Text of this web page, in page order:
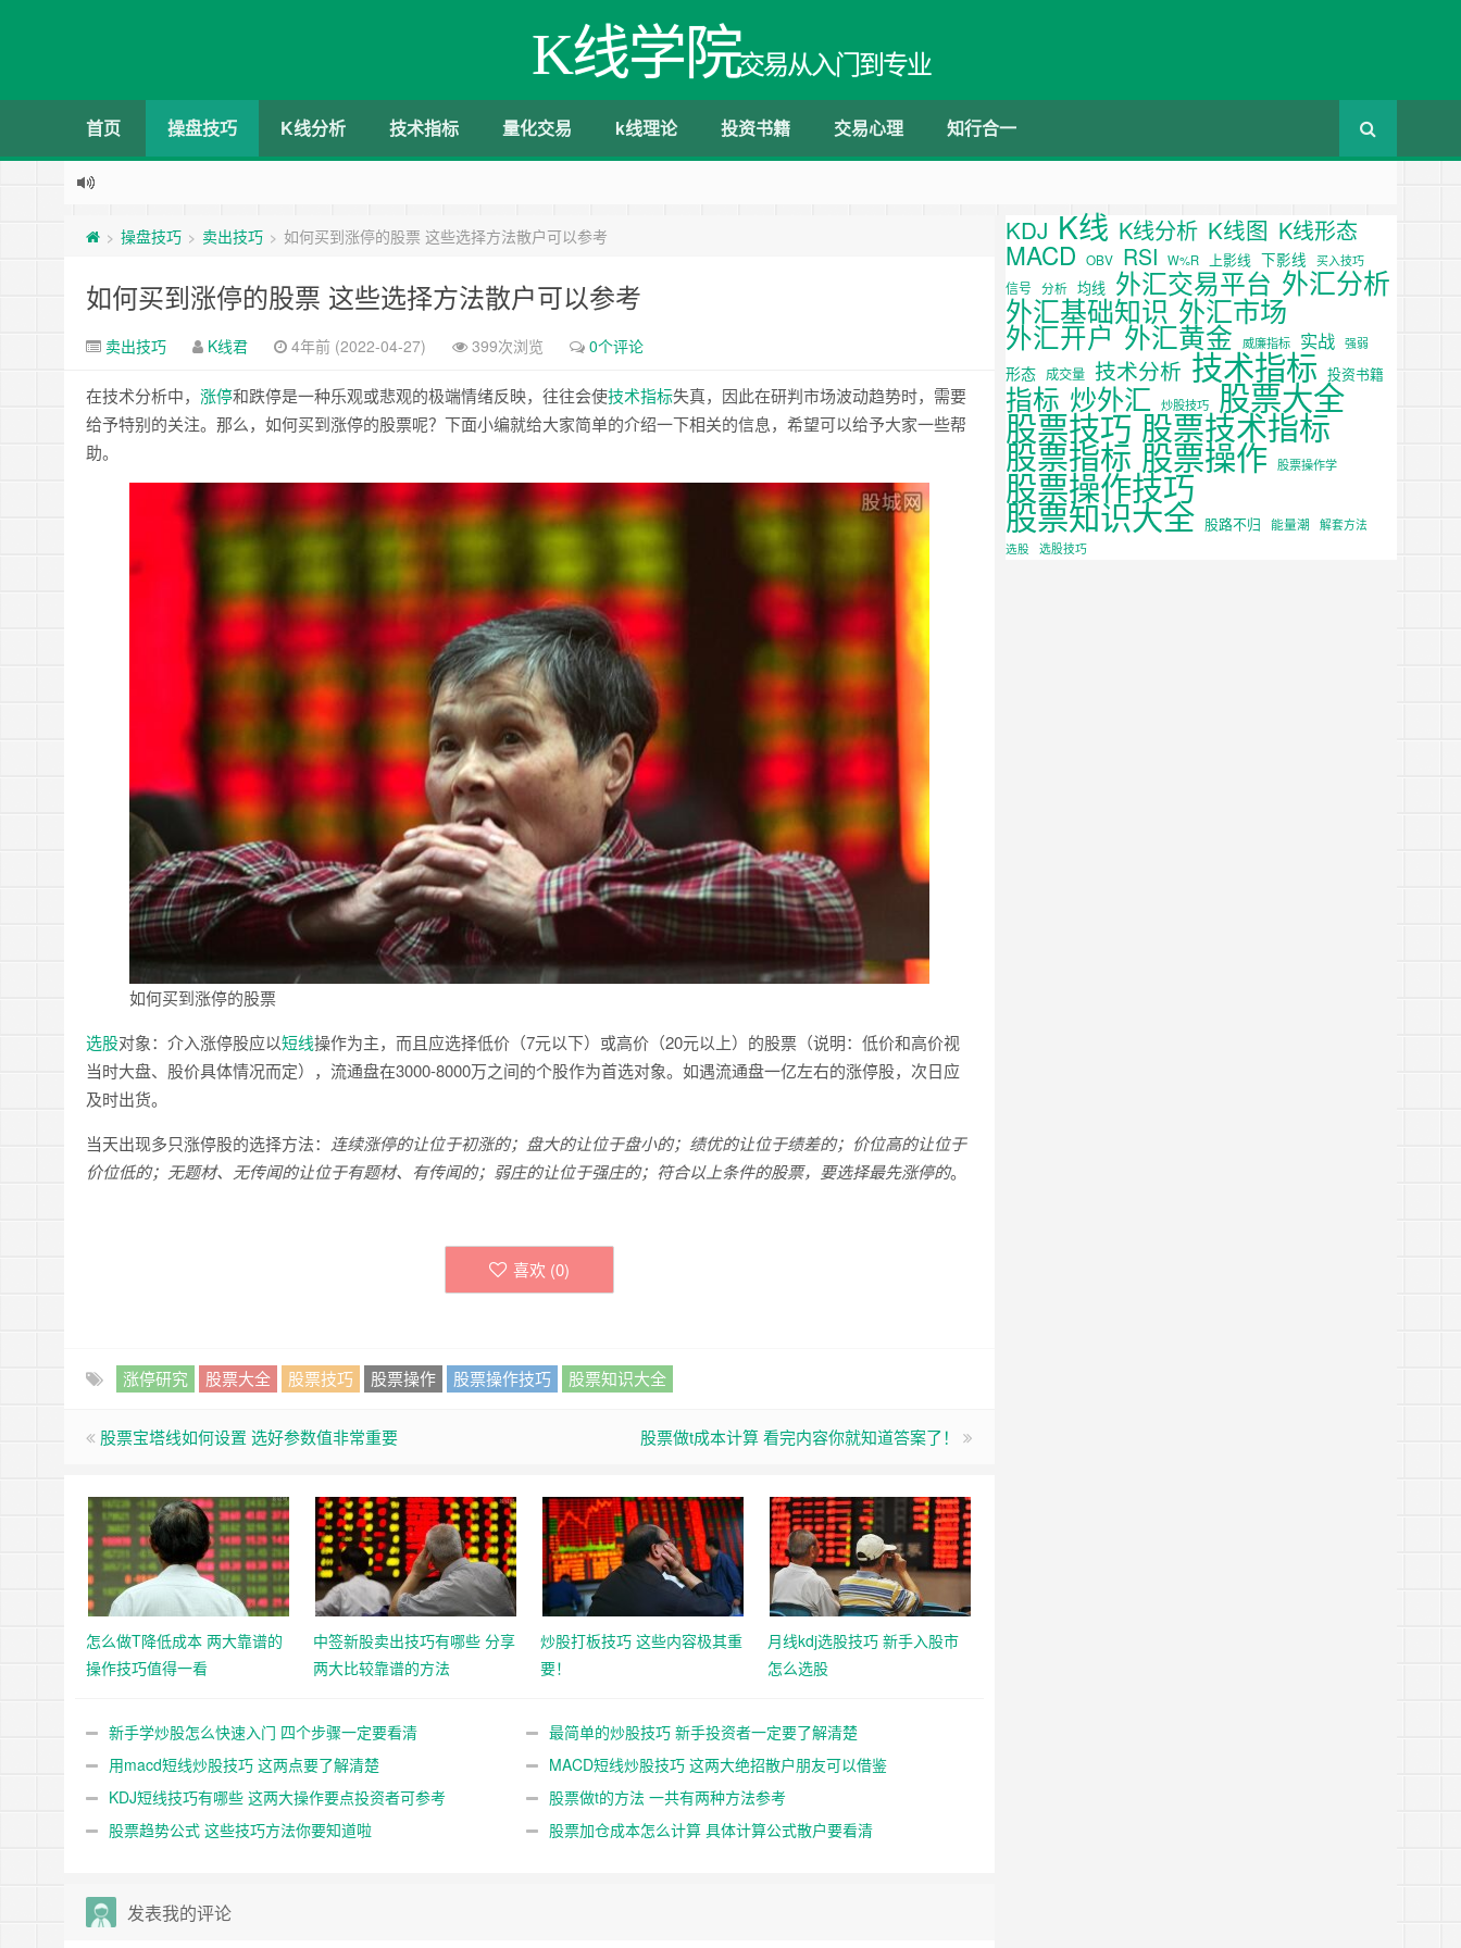
K线学院交易从入门到专业
首页 操盘技巧 K线分析 技术指标 量化交易 k线理论 投资书籍 交易心理 知行合一
> 操盘技巧 > 卖出技巧 > 如何买到涨停的股票 这些选择方法散户可以参考
如何买到涨停的股票 这些选择方法散户可以参考
卖出技巧 K线君 4年前 (2022-04-27) 399次浏览 0个评论
在技术分析中， 涨停和跌停是一种乐观或悲观的极端情绪反映，往往会使技术指标失真，因此在研判市场波动趋势时，需要
给予特别的关注。那么，如何买到涨停的股票呢？下面小编就给大家简单的介绍一下相关的信息，希望可以给予大家一些帮
助。
如何买到涨停的股票
选股对象：介入涨停股应以短线操作为主，而且应选择低价（7元以下）或高价（20元以上）的股票（说明：低价和高价视
当时大盘、股价具体情况而定），流通盘在3000-8000万之间的个股作为首选对象。如遇流通盘一亿左右的涨停股，次日应
及时出货。
当天出现多只涨停股的选择方法： 连续涨停的让位于初涨的；盘大的让位于盘小的；绩优的让位于绩差的；价位高的让位于
价位低的；无题材、无传闻的让位于有题材、有传闻的；弱庄的让位于强庄的；符合以上条件的股票，要选择最先涨停的。
喜欢 (0)
涨停研究 股票大全 股票技巧 股票操作 股票操作技巧 股票知识大全
股票宝塔线如何设置 选好参数值非常重要 股票做t成本计算 看完内容你就知道答案了！
怎么做T降低成本 两大靠谱的
操作技巧值得一看
中签新股卖出技巧有哪些 分享
两大比较靠谱的方法
炒股打板技巧 这些内容极其重
要！
月线kdj选股技巧 新手入股市
怎么选股
新手学炒股怎么快速入门 四个步骤一定要看清
最简单的炒股技巧 新手投资者一定要了解清楚
用macd短线炒股技巧 这两点要了解清楚
MACD短线炒股技巧 这两大绝招散户朋友可以借鉴
KDJ短线技巧有哪些 这两大操作要点投资者可参考
股票做t的方法 一共有两种方法参考
股票趋势公式 这些技巧方法你要知道啦
股票加仓成本怎么计算 具体计算公式散户要看清
发表我的评论
KDJ K线 K线分析 K线图 K线形态
MACD OBV RSI W%R 上影线 下影线 买入技巧
信号 分析 均线 外汇交易平台 外汇分析
外汇基础知识 外汇市场
外汇开户 外汇黄金 威廉指标 实战 强弱
形态 成交量 技术分析 技术指标 投资书籍
指标 炒外汇 炒股技巧 股票大全
股票技巧 股票技术指标
股票指标 股票操作 股票操作学
股票操作技巧
股票知识大全 股路不归 能量潮
解套方法
选股
选股技巧